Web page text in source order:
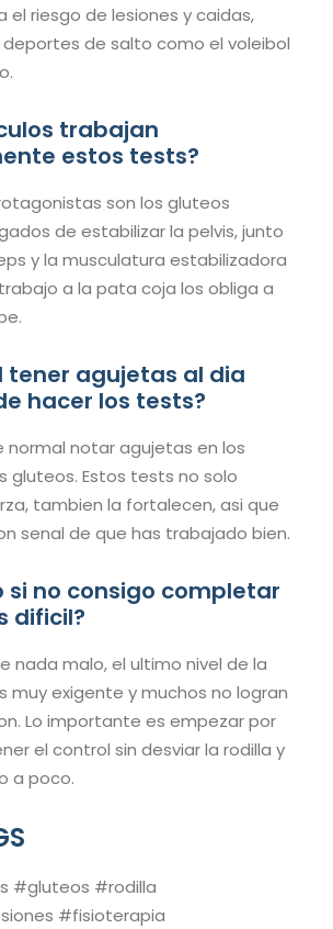
el riesgo de lesiones y caidas,
de salto como el voleibol
trabajan
estos tests?
son los gluteos
de estabilizar la pelvis, junto
y la musculatura estabilizadora
a la pata coja los obliga a
tener agujetas al dia
hacer los tests?
normal notar agujetas en los
gluteos. Estos tests no solo
tambien la fortalecen, asi que
senal de que has trabajado bien.
si no consigo completar
dificil?
nada malo, el ultimo nivel de la
muy exigente y muchos no logran
Lo importante es empezar por
el control sin desviar la rodilla y
a poco.
#gluteos #rodilla
#fisioterapia